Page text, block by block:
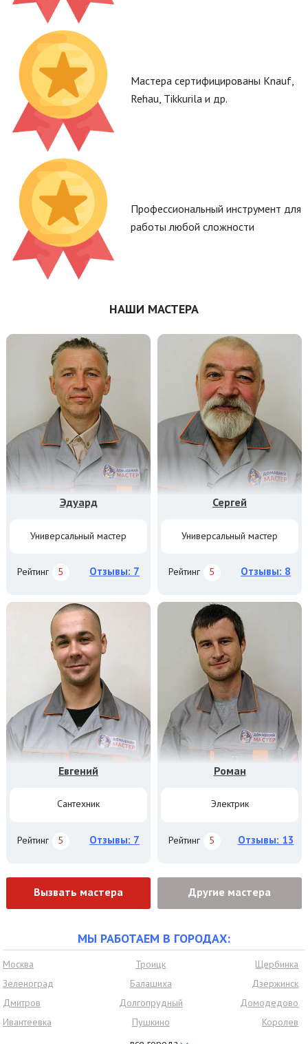
Мастера сертифицированы Knauf,
Rehau, Tikkurila и др.
Профессиональный инструмент для
работы любой сложности
НАШИ МАСТЕРА
Эдуард
Универсальный мастер
Рейтинг 5 Отзывы: 7
Сергей
Универсальный мастер
Рейтинг 5 Отзывы: 8
Евгений
Сантехник
Рейтинг 5 Отзывы: 7
Роман
Электрик
Рейтинг 5 Отзывы: 13
Вызвать мастера Другие мастера
МЫ РАБОТАЕМ В ГОРОДАХ:
Москва Троицк
Щербинка
Зеленоград
Балашиха
Дзержинск
Дмитров
Долгопрудный
Домодедово
Ивантеевка
Пушкино
Королев
Нахабино